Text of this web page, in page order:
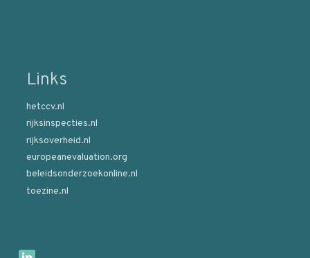
Links
hetccv.nl
rijksinspecties.nl
rijksoverheid.nl
europeanevaluation.org
beleidsonderzoekonline.nl
toezine.nl
B